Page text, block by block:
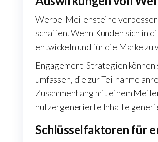
Werbe-Meilensteine
schaffen. Wenn Kunden sich in
entwickeln und für die Marke zu
Engagement-Strategien
umfassen, die zur Teilnahme
Zusammenhang mit einem
nutzergenerierte Inhalte
Schlüsselfaktoren für